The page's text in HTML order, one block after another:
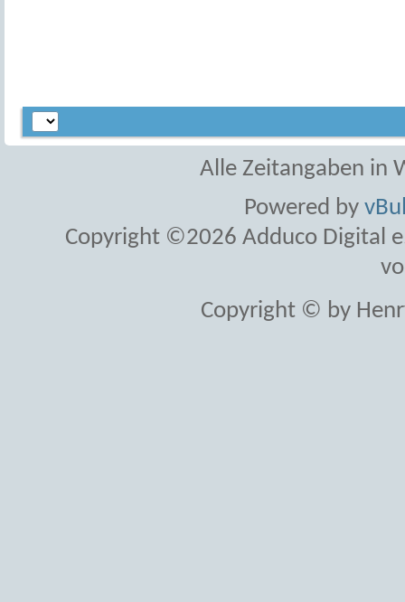
Alle Zeitangaben in
Powered by
Copyright ©2026 Adduco Digital
Copyright © by